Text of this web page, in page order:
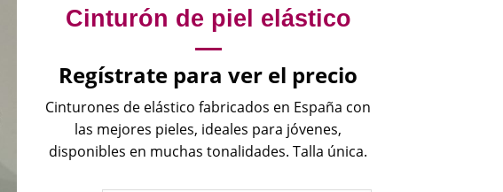
Cinturón de piel elástico
Regístrate para ver el precio
Cinturones de elástico fabricados en España con
las mejores pieles, ideales para jóvenes,
disponibles en muchas tonalidades. Talla única.